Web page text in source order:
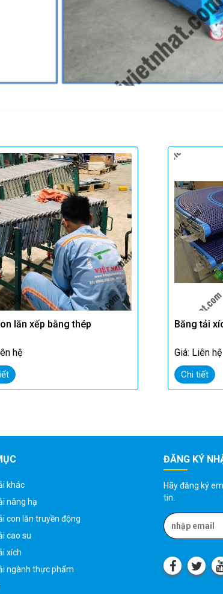
lăn xếp bằng thép
hệ
Băng tải
Giá: Liên hệ
Chi tiết
khác
nâng hạ
con lăn truyền động
cao su
xích
ngành thực phẩm
ĐĂNG KÝ
Hãy đăng ký
tin.